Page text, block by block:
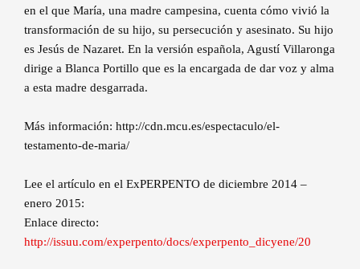
en el que María, una madre campesina, cuenta cómo vivió la
transformación de su hijo, su persecución y asesinato. Su hijo
es Jesús de Nazaret. En la versión española, Agustí Villaronga
dirige a Blanca Portillo que es la encargada de dar voz y alma
a esta madre desgarrada.
Más información: http://cdn.mcu.es/espectaculo/el-
testamento-de-maria/
Lee el artículo en el ExPERPENTO de diciembre 2014 –
enero 2015:
Enlace directo:
http://issuu.com/experpento/docs/experpento_dicyene/20